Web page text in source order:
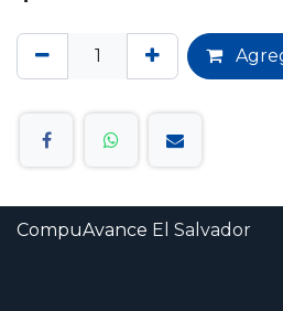
CompuAvance El Salvador